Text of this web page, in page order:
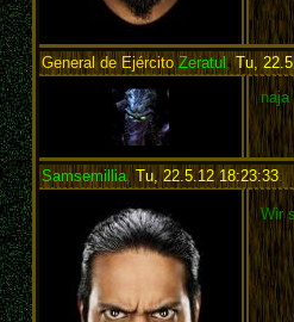
General de EjércitoZeratul, Tu,
naja
Samsemillia,Tu, 22.5.12 18:23:33:
Wir